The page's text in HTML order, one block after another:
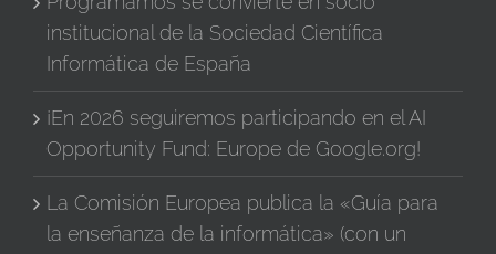
institucional de la Sociedad Científica
Informática de España
¡En 2026 seguiremos participando en el AI
Opportunity Fund: Europe de Google.org!
La Comisión Europea publica la «Guía para
la enseñanza de la informática» (con un